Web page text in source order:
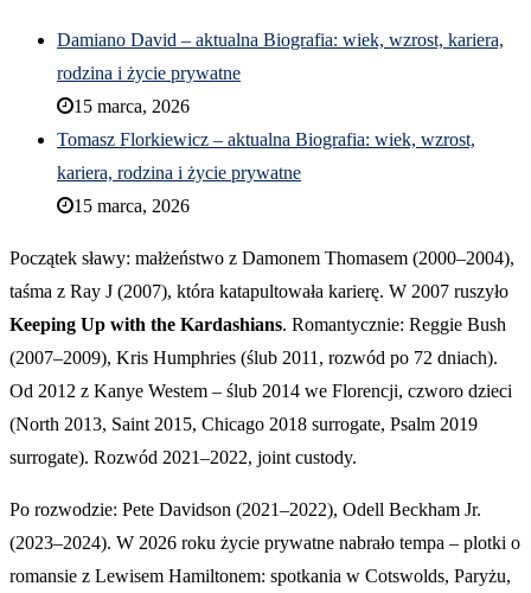
Damiano David – aktualna Biografia: wiek, wzrost, kariera,
rodzina i życie prywatne
15 marca, 2026
Tomasz Florkiewicz – aktualna Biografia: wiek, wzrost,
kariera, rodzina i życie prywatne
15 marca, 2026
Początek sławy: małżeństwo z Damonem Thomasem (2000–2004),
taśma z Ray J (2007), która katapultowała karierę. W 2007 ruszyło
Keeping Up with the Kardashians. Romantycznie: Reggie Bush
(2007–2009), Kris Humphries (ślub 2011, rozwód po 72 dniach).
Od 2012 z Kanye Westem – ślub 2014 we Florencji, czworo dzieci
(North 2013, Saint 2015, Chicago 2018 surrogate, Psalm 2019
surrogate). Rozwód 2021–2022, joint custody.
Po rozwodzie: Pete Davidson (2021–2022), Odell Beckham Jr.
(2023–2024). W 2026 roku życie prywatne nabrało tempa – plotki o
romansie z Lewisem Hamiltonem: spotkania w Cotswolds, Paryżu,